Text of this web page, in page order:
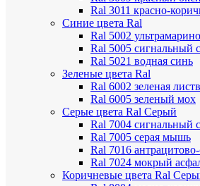
Ral 3011 красно-
Синие цвета Ral
Ral 5002
Ral 5005 сигнальный
Ral 5021 водная синь
Зеленые цвета Ral
Ral 6002 зеленая
Ral 6005 зеленый мох
Серые цвета Ral Серый
Ral 7004 сигнальный
Ral 7005 серая мышь
Ral 7016
Ral 7024 мокрый
Коричневые цвета Ral